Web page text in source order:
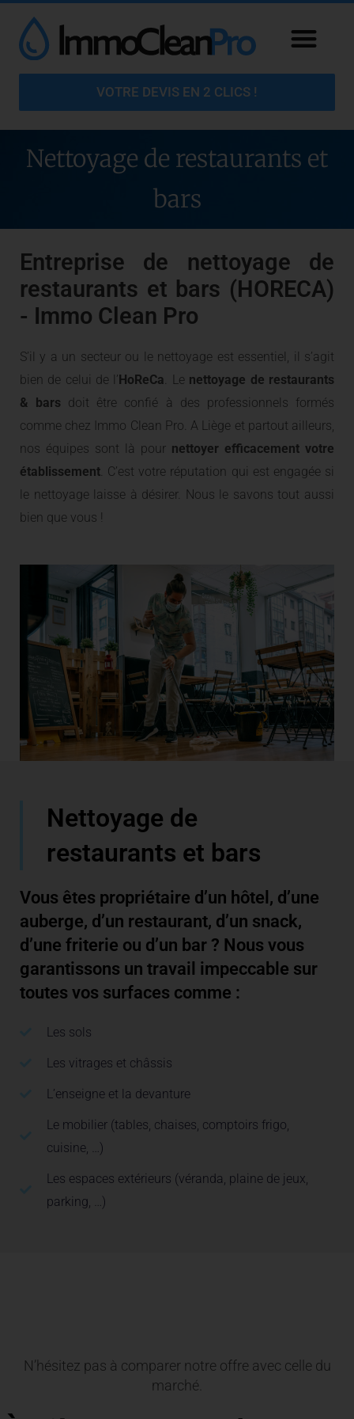
VOTRE DEVIS EN 2 CLICS !
Nettoyage de restaurants et
bars
Entreprise de nettoyage de
restaurants et bars (HORECA)
- Immo Clean Pro
S’il y a un secteur ou le nettoyage est essentiel, il s’agit
bien de celui de l’HoReCa . Le nettoyage de restaurants
& bars doit être confié à des professionnels formés
comme chez Immo Clean Pro. A Liège et partout ailleurs,
nos équipes sont là pour nettoyer efficacement votre
établissement . C’est votre réputation qui est engagée si
le nettoyage laisse à désirer. Nous le savons tout aussi
bien que vous !
Nettoyage de
restaurants et bars
Vous êtes propriétaire d’un hôtel, d’une
auberge, d’un restaurant, d’un snack,
d’une friterie ou d’un bar ? Nous vous
garantissons un travail impeccable sur
toutes vos surfaces comme :
Les sols
Les vitrages et châssis
L’enseigne et la devanture
Le mobilier (tables, chaises, comptoirs frigo,
cuisine, …)
Les espaces extérieurs (véranda, plaine de jeux,
parking, …)
N’hésitez pas à comparer notre offre avec celle du
marché.